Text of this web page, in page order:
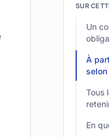
SUR
Un
À
Tous
En